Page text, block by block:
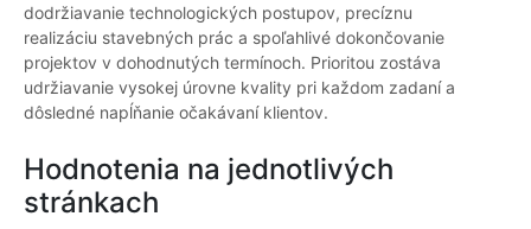
dodržiavanie technologických postupov, precíznu
realizáciu stavebných prác a spoľahlivé dokončovanie
projektov v dohodnutých termínoch. Prioritou zostáva
udržiavanie vysokej úrovne kvality pri každom zadaní a
dôsledné napĺňanie očakávaní klientov.
Hodnotenia na jednotlivých
stránkach